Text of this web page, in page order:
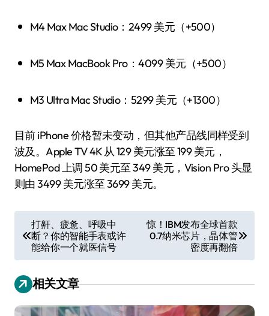
M4 Max Mac Studio：2499 美元（+500）
M5 Max MacBook Pro：4099 美元（+500）
M3 Ultra Mac Studio：5299 美元（+1300）
目前 iPhone 价格暂未变动，但其他产品线同样受到
波及。Apple TV 4K 从 129 美元涨至 199 美元，
HomePod 上调 50 美元至 349 美元，Vision Pro 头显
则由 3499 美元涨至 3699 美元。
章
导
航
打鼾、疲惫、呼吸中
断？你的智能手表或许
能给你一个就医信号
惊！IBM发布全球首款
0.7纳米芯片，晶体管
密度再翻倍
相关文章